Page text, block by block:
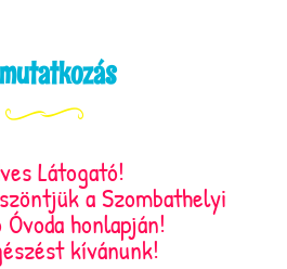
Látogató!
a Szombathelyi
honlapján!
kívánunk!